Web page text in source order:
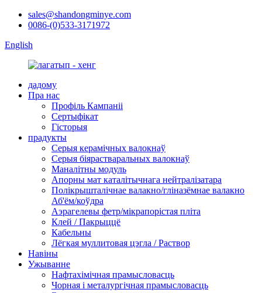
sales@shandongminye.com
0086-(0)533-3171972
English
дадому
Пра нас
Профіль Кампаніі
Сертыфікат
Гісторыя
прадукты
Серыя керамічных валокнаў
Серыя біярастваральных валокнаў
Маналітны модуль
Апорны мат каталітычнага нейтралізатара
Полікрышталічнае валакно/гліназёмнае валакно
Аб'ём/коўдра
Аэрагелевы фетр/мікрапорістая пліта
Клей / Пакрыццё
Кабельны
Лёгкая муллитовая цэгла / Раствор
Навіны
Ужыванне
Нафтахімічная прамысловасць
Чорная і металургічная прамысловасць